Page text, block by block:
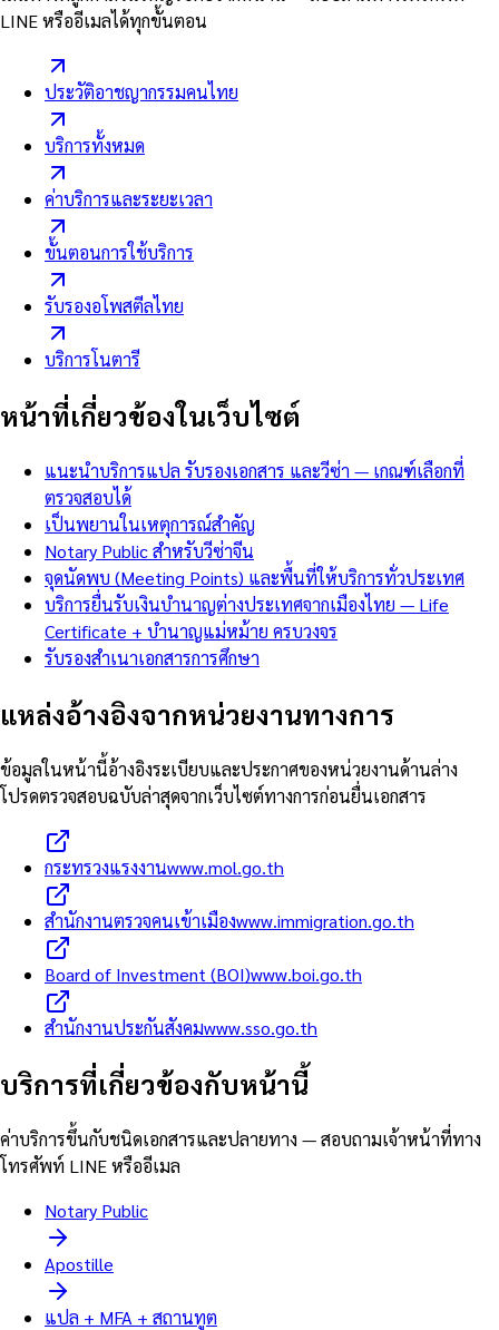
LINE หรืออีเมลได้ทุกขั้นตอน
ประวัติอาชญากรรมคนไทย
บริการทั้งหมด
ค่าบริการและระยะเวลา
ขั้นตอนการใช้บริการ
รับรองอโพสตีลไทย
บริการโนตารี
หน้าที่เกี่ยวข้องในเว็บไซต์
แนะนำบริการแปล รับรองเอกสาร และวีซ่า — เกณฑ์เลือกที่
ตรวจสอบได้
เป็นพยานในเหตุการณ์สำคัญ
Notary Public สำหรับวีซ่าจีน
จุดนัดพบ (Meeting Points) และพื้นที่ให้บริการทั่วประเทศ
บริการยื่นรับเงินบำนาญต่างประเทศจากเมืองไทย — Life
Certificate + บำนาญแม่หม้าย ครบวงจร
รับรองสำเนาเอกสารการศึกษา
แหล่งอ้างอิงจากหน่วยงานทางการ
ข้อมูลในหน้านี้อ้างอิงระเบียบและประกาศของหน่วยงานด้านล่าง
โปรดตรวจสอบฉบับล่าสุดจากเว็บไซต์ทางการก่อนยื่นเอกสาร
กระทรวงแรงงานwww.mol.go.th
สำนักงานตรวจคนเข้าเมืองwww.immigration.go.th
Board of Investment (BOI)www.boi.go.th
สำนักงานประกันสังคมwww.sso.go.th
บริการที่เกี่ยวข้องกับหน้านี้
ค่าบริการขึ้นกับชนิดเอกสารและปลายทาง — สอบถามเจ้าหน้าที่ทาง
โทรศัพท์ LINE หรืออีเมล
Notary Public
Apostille
แปล + MFA + สถานทูต